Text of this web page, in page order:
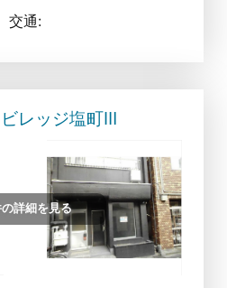
交通:
レッジ塩町Ⅲ
詳細を見る